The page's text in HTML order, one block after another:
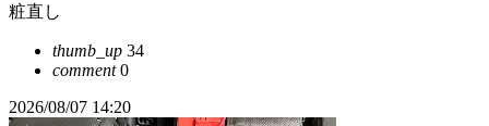
粧直し
thumb_up 34
comment0
2026/08/07 14:20